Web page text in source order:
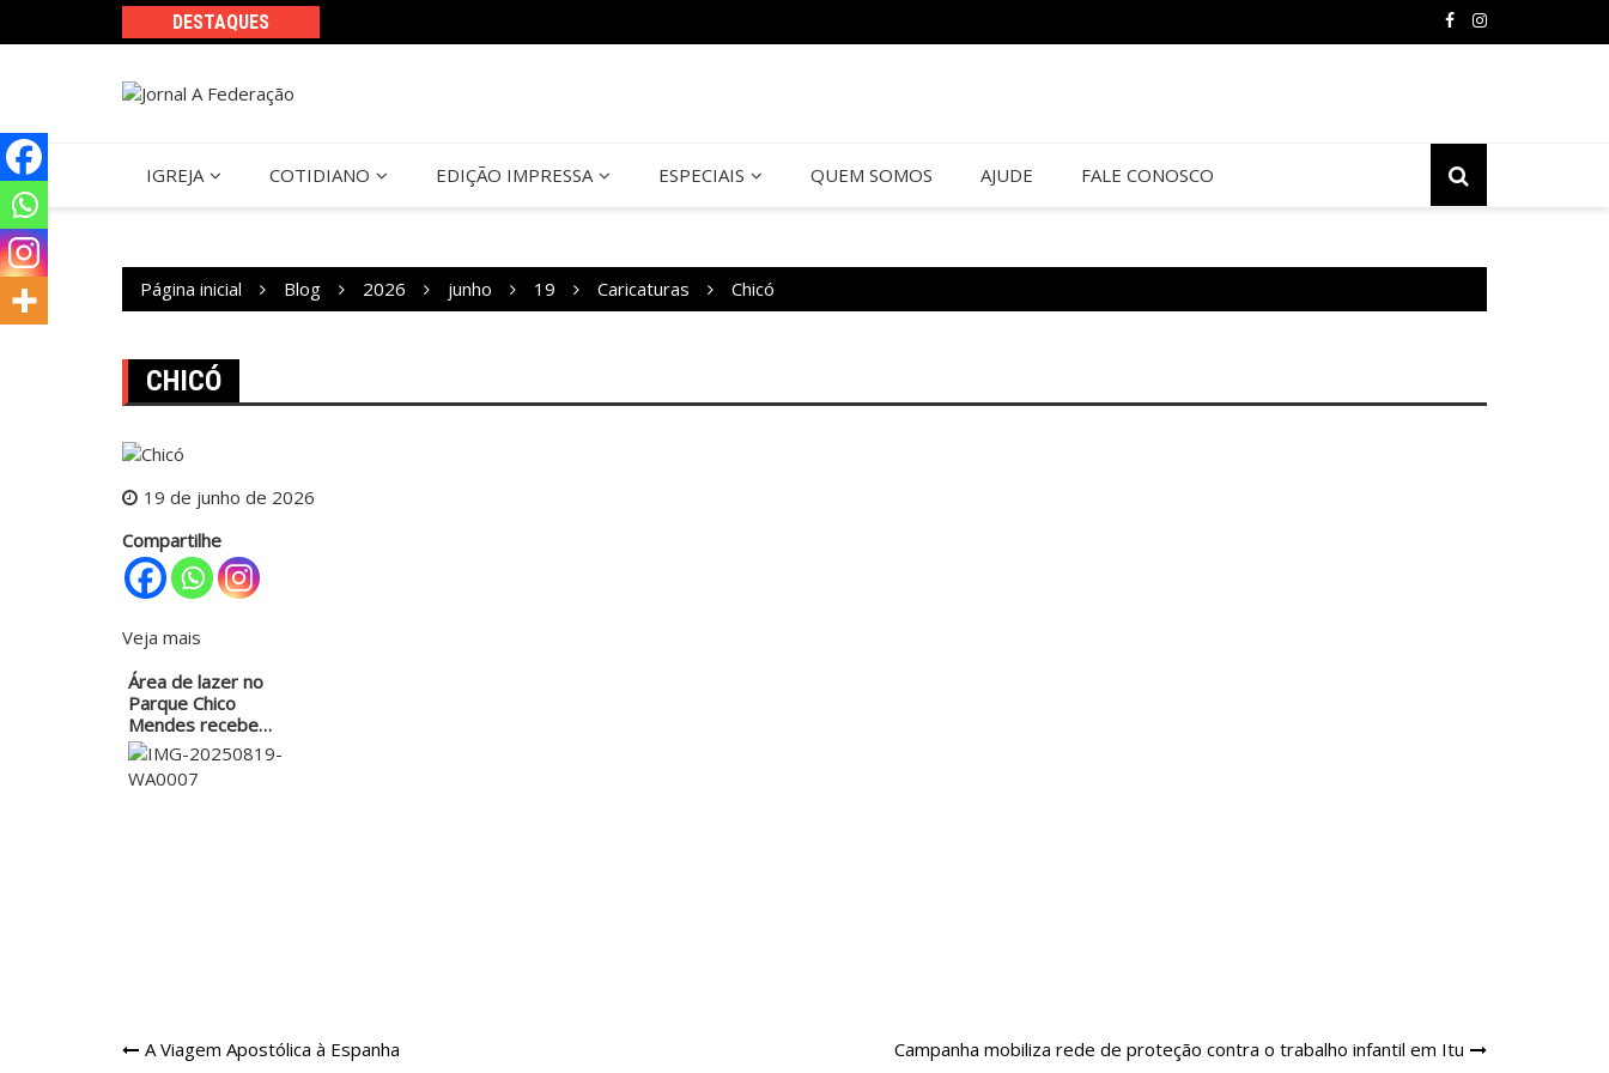
DESTAQUES
IGREJA COTIDIANO EDIÇÃO IMPRESSA ESPECIAIS QUEM SOMOS AJUDE FALE CONOSCO
Página inicial Blog 2026 junho 19 Caricaturas Chicó
CHICÓ
19 de junho de 2026
Compartilhe
Veja mais
Área de lazer no
Parque Chico
Mendes recebe
manutenção
Navegação
A Viagem Apostólica à Espanha Campanha mobiliza rede de proteção contra o trabalho infantil em Itu